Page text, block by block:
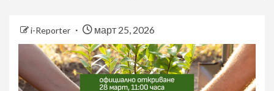
i-Reporter март 25, 2026